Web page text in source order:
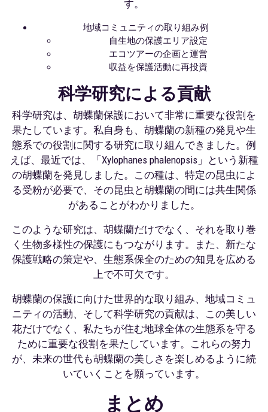
す。
地域コミュニティの取り組み例
自生地の保護エリア設定
エコツアーの企画と運営
収益を保護活動に再投資
科学研究による貢献
科学研究は、胡蝶蘭保護において非常に重要な役割を
果たしています。私自身も、胡蝶蘭の新種の発見や生
態系での役割に関する研究に取り組んできました。例
えば、最近では、「Xylophanes phalenopsis」という新種
の胡蝶蘭を発見しました。この種は、特定の昆虫によ
る受粉が必要で、その昆虫と胡蝶蘭の間には共生関係
があることがわかりました。
このような研究は、胡蝶蘭だけでなく、それを取り巻
く生物多様性の保護にもつながります。また、新たな
保護戦略の策定や、生態系保全のための知見を広める
上で不可欠です。
胡蝶蘭の保護に向けた世界的な取り組み、地域コミュ
ニティの活動、そして科学研究の貢献は、この美しい
花だけでなく、私たちが住む地球全体の生態系を守る
ために重要な役割を果たしています。これらの努力
が、未来の世代も胡蝶蘭の美しさを楽しめるように続
いていくことを願っています。
まとめ